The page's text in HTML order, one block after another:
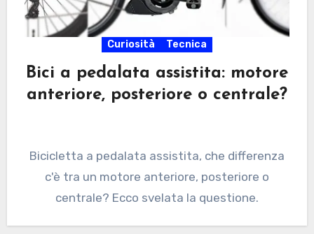
Curiosità Tecnica
Bici a pedalata assistita: motore
anteriore, posteriore o centrale?
Bicicletta a pedalata assistita, che differenza
c'è tra un motore anteriore, posteriore o
centrale? Ecco svelata la questione.